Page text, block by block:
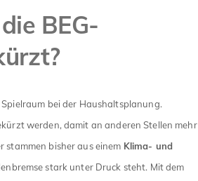
BEG-
bei der Haushaltsplanung.
werden, damit an anderen Stellen mehr
stammen bisher aus einem Klima- und
stark unter Druck steht. Mit dem